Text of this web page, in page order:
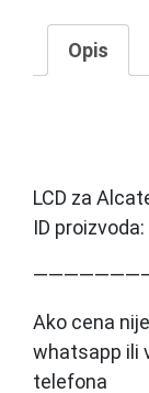
Opis
LCD za
ID
Ako cena
whatsapp ili
telefona